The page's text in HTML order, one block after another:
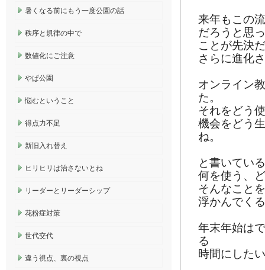
来年もこの
だろうと思
ことが先決
さらに進化
オンライン
た。
それをどう
機会をどう
ね。
と書いてい
何を使う、
そんなこと
浮かんでく
年末年始は
る
時間にした
暑くなる前にもう一度公園の話
秩序と規律の中で
数値化にご注意
やぱ公園
悩むということ
得点力不足
新旧入れ替え
ヒリヒリは治さないとね
リーダーとリーダーシップ
花粉症対策
世代交代
違う視点、裏の視点